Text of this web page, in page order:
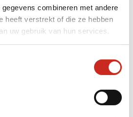
combineren met andere
heeft verstrekt of die ze hebben
uw gebruik van hun services.
contact met